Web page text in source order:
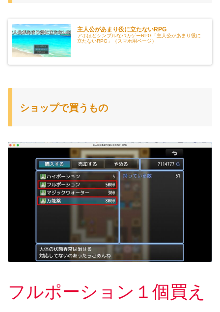
主人公があまり役に立たないRPG
アホほどシンプルなバカゲーRPG「主人公があまり役に
立たないRPG」（スマホ用ページ）
ショップで買うもの
フルポーション１個買え